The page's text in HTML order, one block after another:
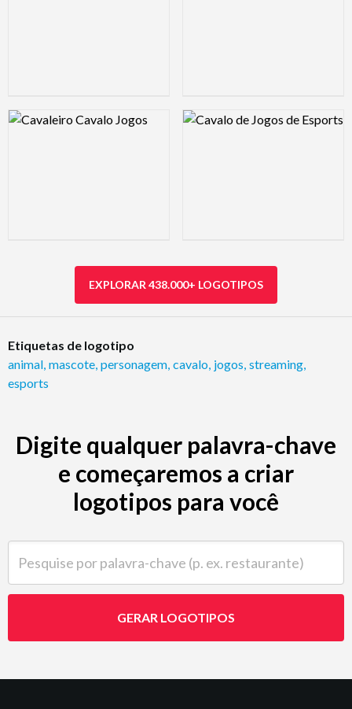
Logo Preview Image Logo Preview Image
EXPLORAR 438.000+ LOGOTIPOS
Etiquetas de logotipo
animal mascote personagem cavalo jogos streaming
esports
Digite qualquer palavra-chave
e começaremos a criar
logotipos para você
GERAR LOGOTIPOS